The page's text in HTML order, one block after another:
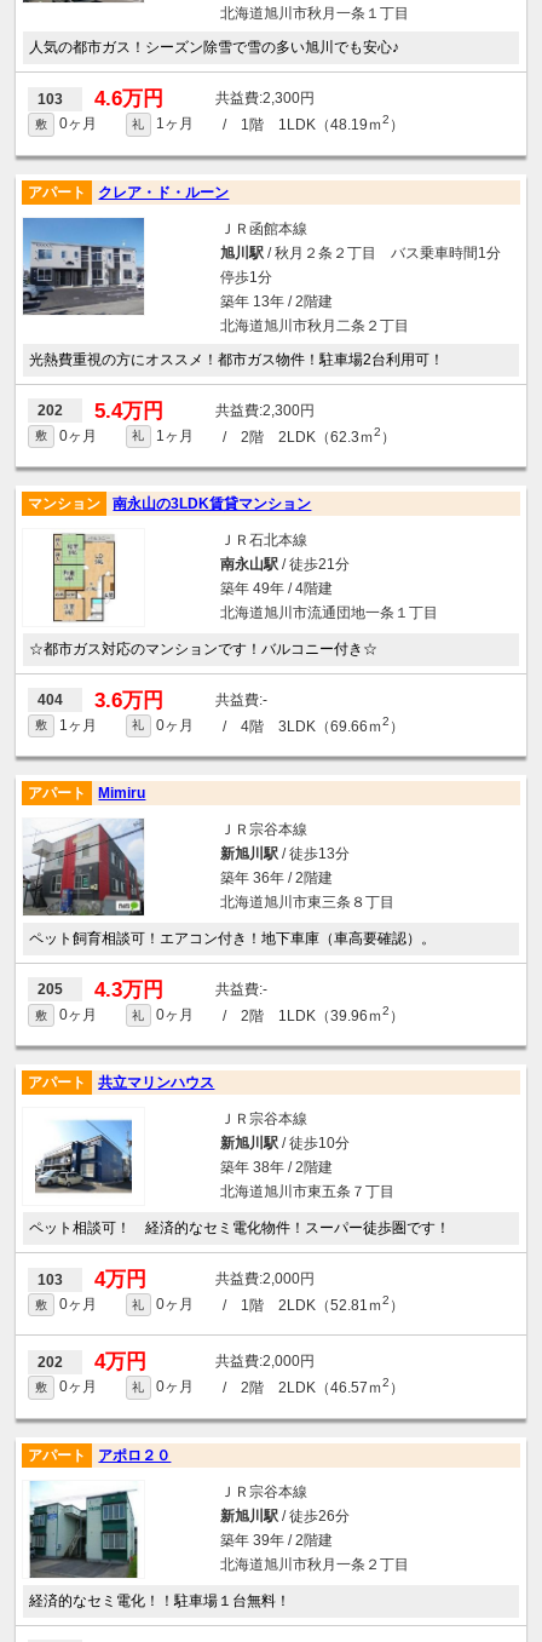
北海道旭川市秋月一条１丁目
人気の都市ガス！シーズン除雪で雪の多い旭川でも安心♪
103 4.6万円 2,300円
敷 0ヶ月 礼 1ヶ月 / 1階 1LDK（48.19ｍ2 ）
アパート クレア・ド・ルーン
ＪＲ函館本線
旭川駅/ 秋月２条２丁目 バス乗車時間1分
停歩1分
築年 13年 / 2階建
北海道旭川市秋月二条２丁目
光熱費重視の方にオススメ！都市ガス物件！駐車場2台利用可！
202 5.4万円 2,300円
敷 0ヶ月 礼 1ヶ月 / 2階 2LDK（62.3ｍ2 ）
マンション 南永山の3LDK賃貸マンション
ＪＲ石北本線
南永山駅/ 徒歩21分
築年 49年 / 4階建
北海道旭川市流通団地一条１丁目
☆都市ガス対応のマンションです！バルコニー付き☆
404 3.6万円 -
敷 1ヶ月 礼 0ヶ月 / 4階 3LDK（69.66ｍ2 ）
アパート Mimiru
ＪＲ宗谷本線
新旭川駅/ 徒歩13分
築年 36年 / 2階建
北海道旭川市東三条８丁目
ペット飼育相談可！エアコン付き！地下車庫（車高要確認）。
205 4.3万円 -
敷 0ヶ月 礼 0ヶ月 / 2階 1LDK（39.96ｍ2 ）
アパート 共立マリンハウス
ＪＲ宗谷本線
新旭川駅/ 徒歩10分
築年 38年 / 2階建
北海道旭川市東五条７丁目
ペット相談可！ 経済的なセミ電化物件！スーパー徒歩圏です！
103 4万円 2,000円
敷 0ヶ月 礼 0ヶ月 / 1階 2LDK（52.81ｍ2 ）
202 4万円 2,000円
敷 0ヶ月 礼 0ヶ月 / 2階 2LDK（46.57ｍ2 ）
アパート アポロ２０
ＪＲ宗谷本線
新旭川駅/ 徒歩26分
築年 39年 / 2階建
北海道旭川市秋月一条２丁目
経済的なセミ電化！！駐車場１台無料！